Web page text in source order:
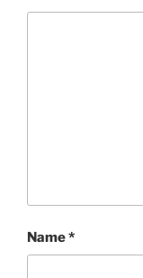
Name*